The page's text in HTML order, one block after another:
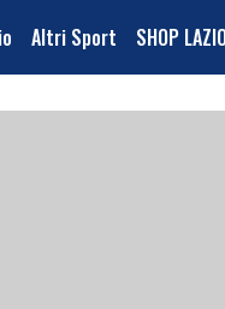
Altri Sport SHOP